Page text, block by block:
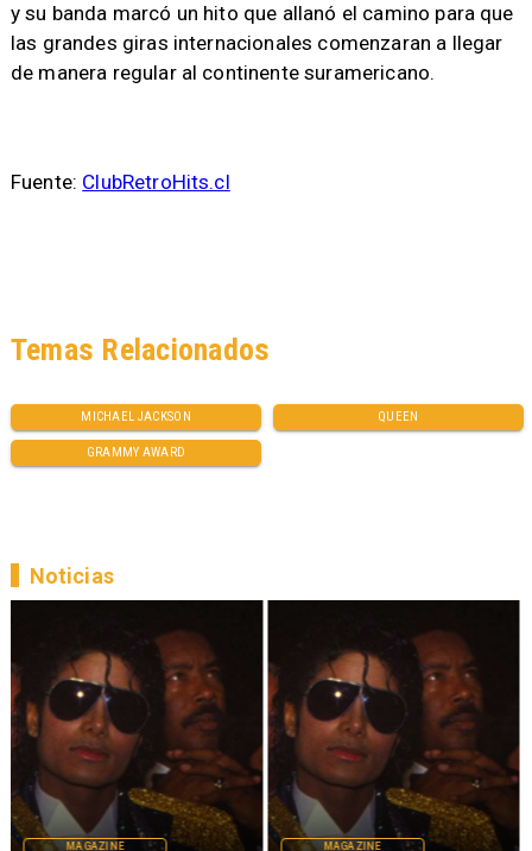
y su banda marcó un hito que allanó el camino para que
las grandes giras internacionales comenzaran a llegar
de manera regular al continente suramericano.
Fuente: ClubRetroHits.cl
MICHAEL JACKSON QUEEN
GRAMMY AWARD
Temas Relacionados
MAGAZINE MAGAZINE
Noticias